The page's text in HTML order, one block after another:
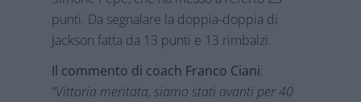
punti. Da segnalare la doppia-doppia di
Jackson fatta da 13 punti e 13 rimbalzi.
Il commento di coach Franco Ciani:
“Vittoria meritata, siamo stati avanti per 40